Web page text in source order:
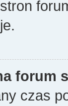
forum
czas